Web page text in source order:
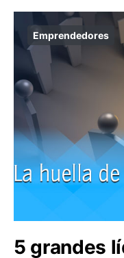
Emprendedores
5 grandes